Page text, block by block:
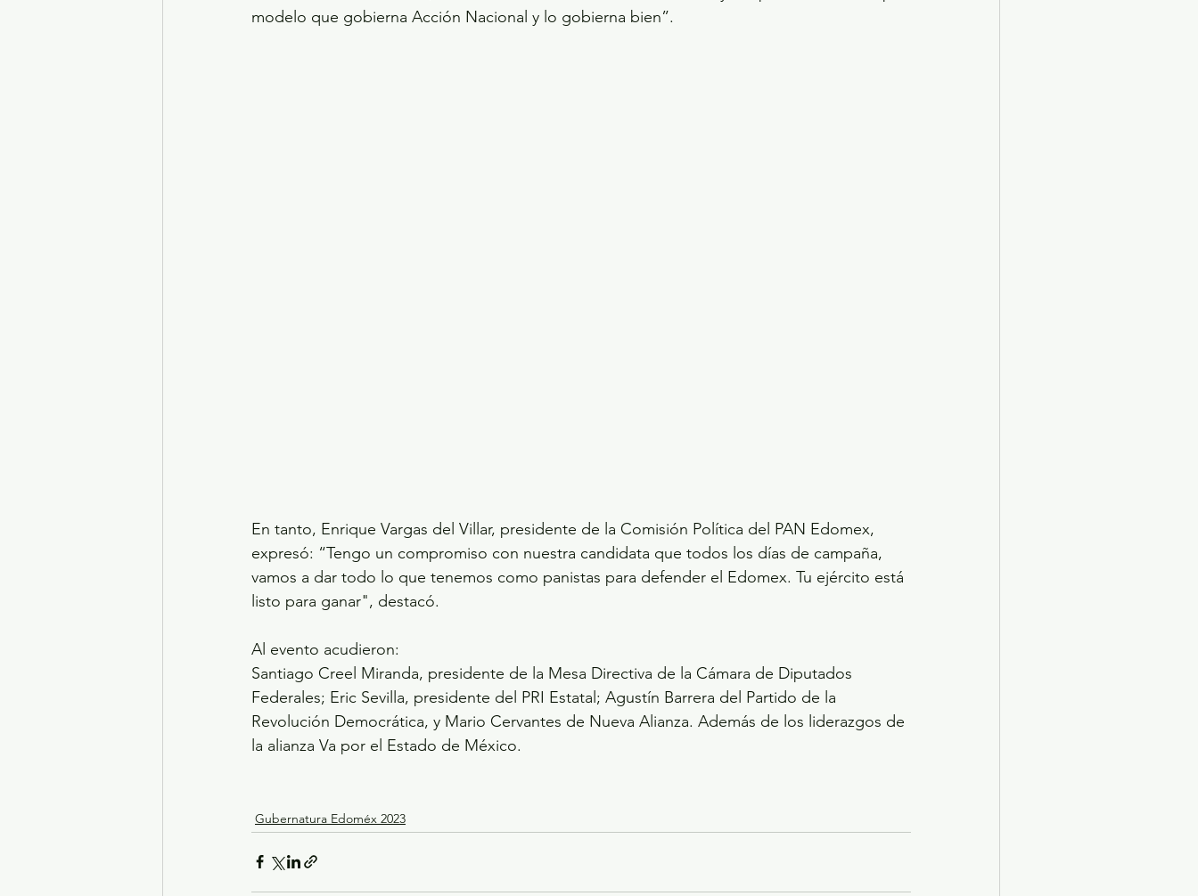
modelo que gobierna Acción Nacional y lo gobierna bien”.
En tanto, Enrique Vargas del Villar, presidente de la Comisión Política del PAN Edomex,
expresó: “Tengo un compromiso con nuestra candidata que todos los días de campaña,
vamos a dar todo lo que tenemos como panistas para defender el Edomex. Tu ejército está
listo para ganar", destacó.
Al evento acudieron:
Santiago Creel Miranda, presidente de la Mesa Directiva de la Cámara de Diputados
Federales; Eric Sevilla, presidente del PRI Estatal; Agustín Barrera del Partido de la
Revolución Democrática, y Mario Cervantes de Nueva Alianza. Además de los liderazgos de
la alianza Va por el Estado de México.
Gubernatura Edoméx 2023